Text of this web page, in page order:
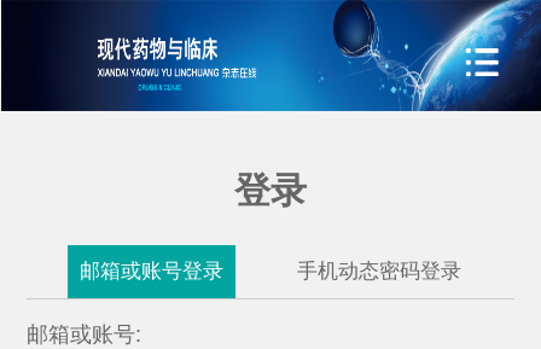
登录
邮箱或账号登录 手机动态密码登录
邮箱或账号: